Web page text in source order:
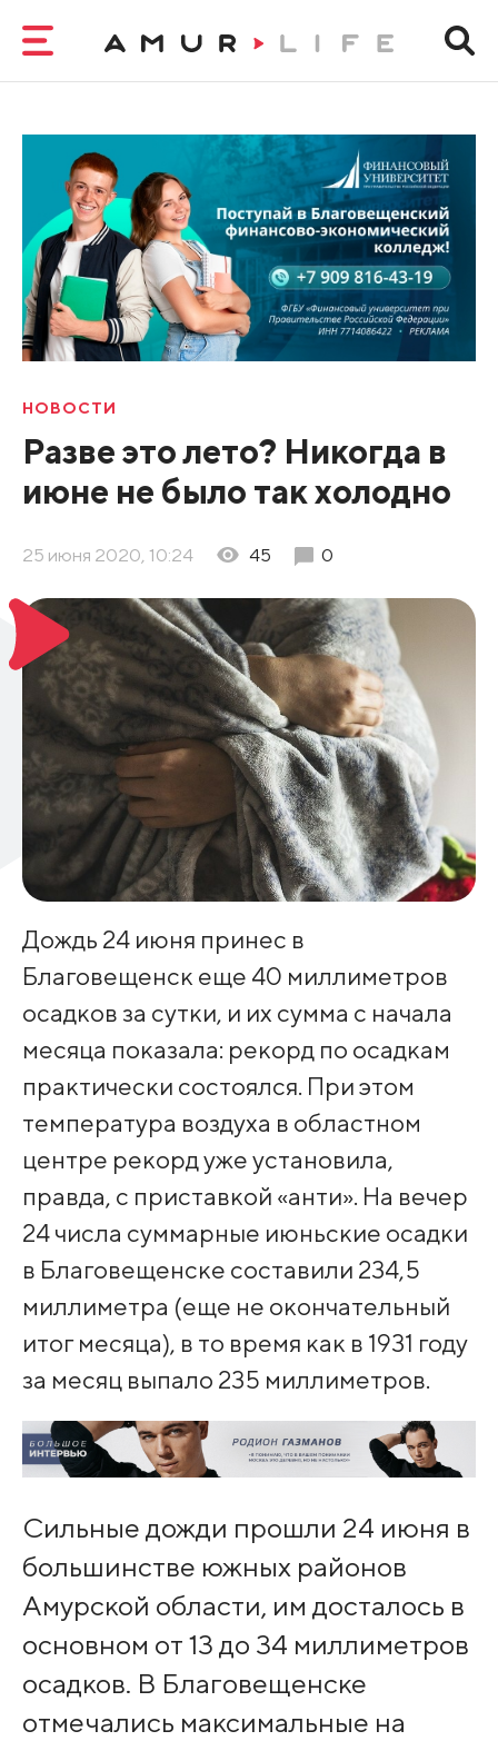
НОВОСТИ
Разве это лето? Никогда в
июне не было так холодно
25 июня 2020, 10:24 45 0
Дождь 24 июня принес в
Благовещенск еще 40 миллиметров
осадков за сутки, и их сумма с начала
месяца показала: рекорд по осадкам
практически состоялся. При этом
температура воздуха в областном
центре рекорд уже установила,
правда, с приставкой «анти». На вечер
24 числа суммарные июньские осадки
в Благовещенске составили 234,5
миллиметра (еще не окончательный
итог месяца), в то время как в 1931 году
за месяц выпало 235 миллиметров.
Сильные дожди прошли 24 июня в
большинстве южных районов
Амурской области, им досталось в
основном от 13 до 34 миллиметров
осадков. В Благовещенске
отмечались максимальные на